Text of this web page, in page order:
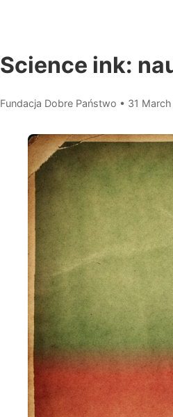
Science ink:
Fundacja Dobre Państwo • 31